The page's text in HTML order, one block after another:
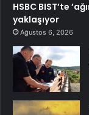
HSBC BIST’te
yaklaşıyor
Ağustos 6, 2026